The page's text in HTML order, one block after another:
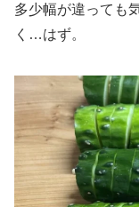
多少幅が違っても
く…はず。